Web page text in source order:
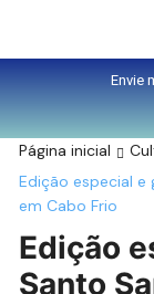
Envie
Página inicial
Edição especial
em Cabo Frio
Edição
Santo